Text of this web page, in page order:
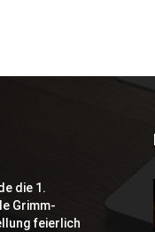
die 1.
Grimm-
feierlich